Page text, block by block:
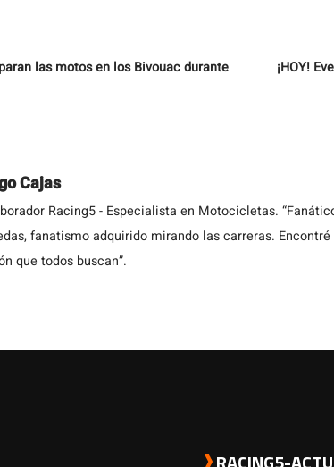
las motos en los Bivouac durante
¡HOY!
Cajas
Racing5 - Especialista en Motocicletas.
fanatismo adquirido mirando las carreras.
que todos buscan”.